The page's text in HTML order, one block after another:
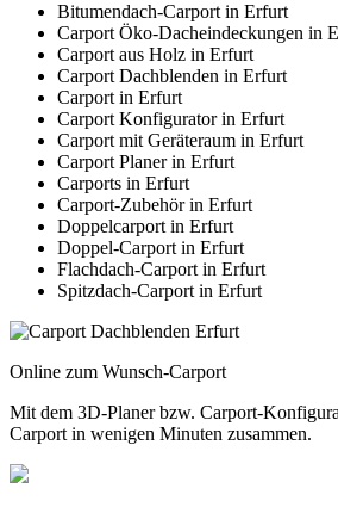
Bitumendach-Carport in Erfurt
Carport Öko-Dacheindeckungen in
Carport aus Holz in Erfurt
Carport Dachblenden in Erfurt
Carport in Erfurt
Carport Konfigurator in Erfurt
Carport mit Geräteraum in Erfurt
Carport Planer in Erfurt
Carports in Erfurt
Carport-Zubehör in Erfurt
Doppelcarport in Erfurt
Doppel-Carport in Erfurt
Flachdach-Carport in Erfurt
Spitzdach-Carport in Erfurt
Online zum Wunsch-Carport
Mit dem 3D-Planerbzw. Carport-
Carport in wenigen Minuten zusammen.